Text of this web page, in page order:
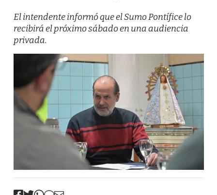
El intendente informó que el Sumo Pontífice lo
recibirá el próximo sábado en una audiencia
privada.